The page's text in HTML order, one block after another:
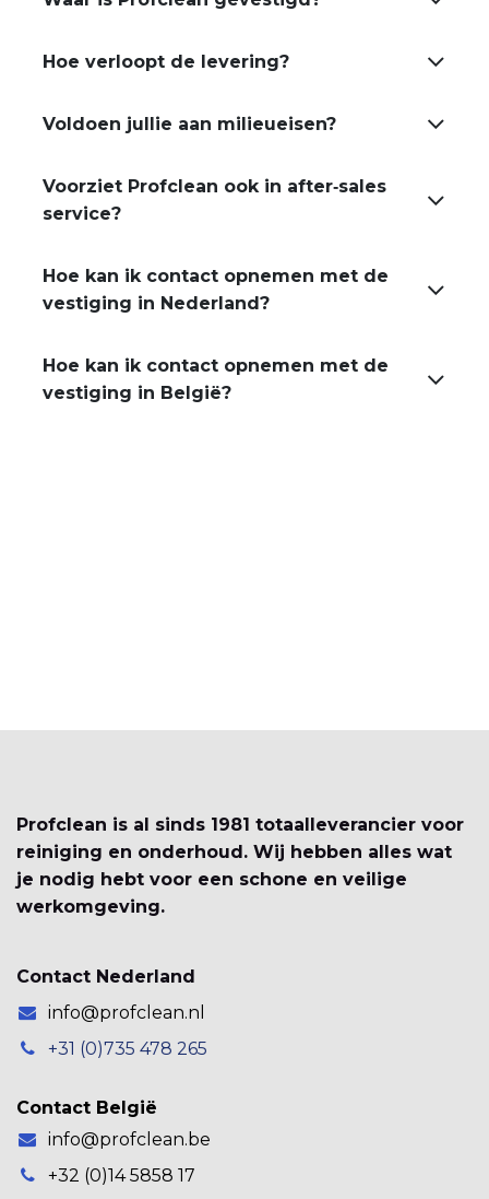
Hoe verloopt de levering?
Voldoen jullie aan milieueisen?
Voorziet Profclean ook in after‑sales
service?
Hoe kan ik contact opnemen met de
vestiging in Nederland?
Hoe kan ik contact opnemen met de
vestiging in België?
Profclean is al sinds 1981 totaalleverancier voor
reiniging en onderhoud. Wij hebben alles wat
je nodig hebt voor een schone en veilige
werkomgeving.
Contact Nederland
info@profclean.nl
+31 (0)735 478 265
Contact België
info@profclean.be
+32 (0)14 5858 17